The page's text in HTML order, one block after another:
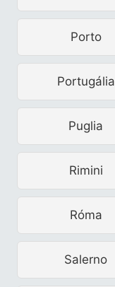
Porto
Portugália
Puglia
Rimini
Róma
Salerno